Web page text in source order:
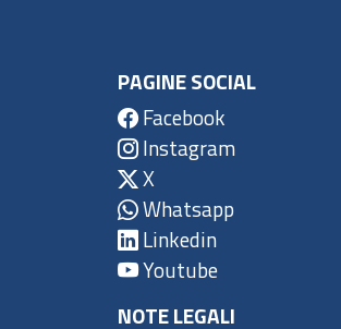
PAGINE SOCIAL
Facebook
Instagram
X
Whatsapp
Linkedin
Youtube
NOTE LEGALI